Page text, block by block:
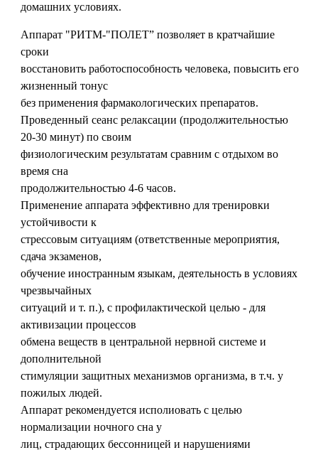
домашних условиях.
Аппарат "РИТМ-"ПОЛЕТ” позволяет в кратчайшие
сроки
восстановить работоспособность человека, повысить его
жизненный тонус
без применения фармакологических препаратов.
Проведенный сеанс релаксации (продолжительностью
20-30 минут) по своим
физиологическим результатам сравним с отдыхом во
время сна
продолжительностью 4-6 часов.
Применение аппарата эффективно для тренировки
устойчивости к
стрессовым ситуациям (ответственные мероприятия,
сдача экзаменов,
обучение иностранным языкам, деятельность в условиях
чрезвычайных
ситуаций и т. п.), с профилактической целью - для
активизации процессов
обмена веществ в центральной нервной системе и
дополнительной
стимуляции защитных механизмов организма, в т.ч. у
пожилых людей.
Аппарат рекомендуется исполиовать с целью
нормализации ночного сна у
лиц, страдающих бессонницей и нарушениями